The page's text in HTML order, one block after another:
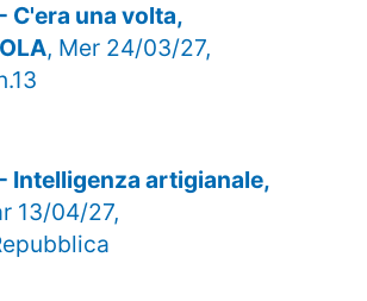
C'era una volta,
, Mer 24/03/27,
Intelligenza artigianale,
13/04/27,